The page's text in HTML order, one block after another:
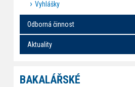
Vyhlášky
Odborná činnost
Aktuality
BAKALÁŘSKÉ